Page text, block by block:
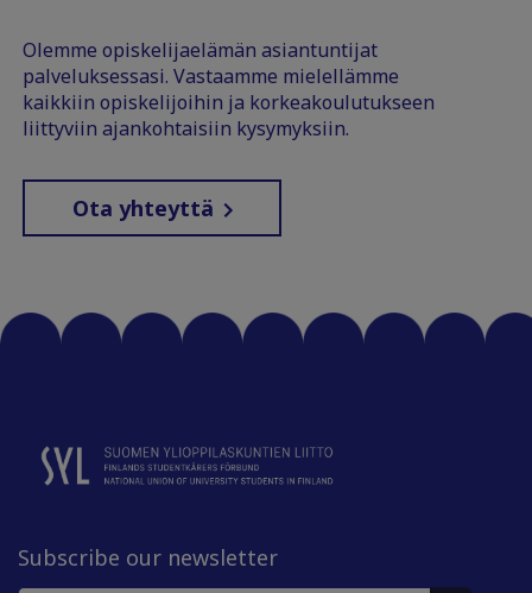
Olemme opiskelijaelämän asiantuntijat
palveluksessasi. Vastaamme mielellämme
kaikkiin opiskelijoihin ja korkeakoulutukseen
liittyviin ajankohtaisiin kysymyksiin.
Ota yhteyttä
Subscribe our newsletter